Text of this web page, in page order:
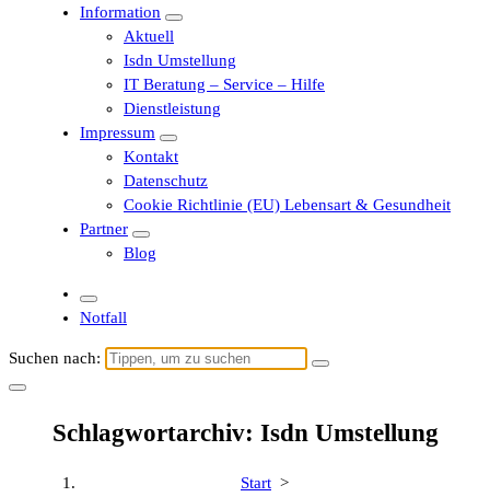
Information
Aktuell
Isdn Umstellung
IT Beratung – Service – Hilfe
Dienstleistung
Impressum
Kontakt
Datenschutz
Cookie Richtlinie (EU) Lebensart & Gesundheit
Partner
Blog
Notfall
Suchen nach:
Schlagwortarchiv: Isdn Umstellung
Start >